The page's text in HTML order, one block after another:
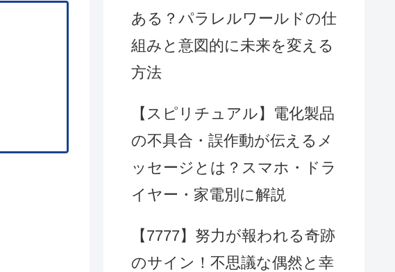
ある？パラレルワールドの仕
組みと意図的に未来を変える
方法
【スピリチュアル】電化製品
の不具合・誤作動が伝えるメ
ッセージとは？スマホ・ドラ
イヤー・家電別に解説
【7777】努力が報われる奇跡
のサイン！不思議な偶然と幸